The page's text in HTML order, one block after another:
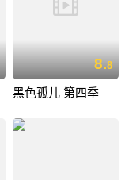
8.8
黑色孤儿 第四季